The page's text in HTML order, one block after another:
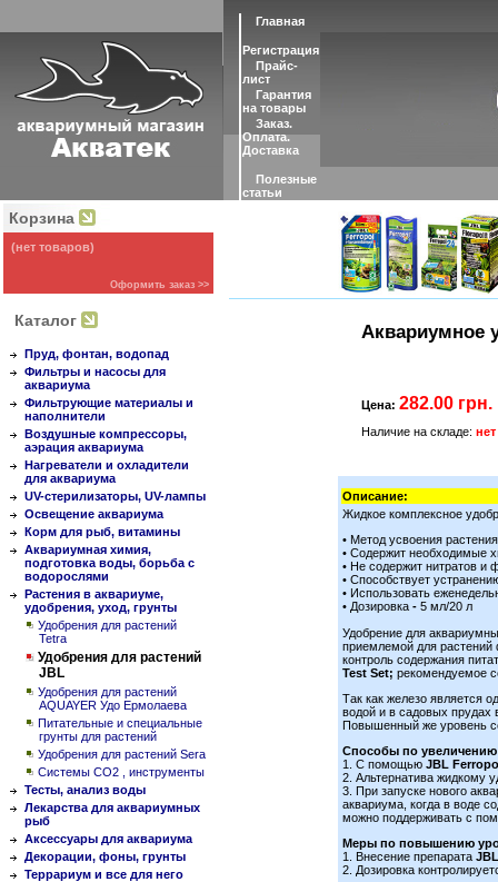
Главная
Регистрация
Прайс-
лист
Гарантия
на товары
Заказ.
Оплата.
Доставка
Полезные
статьи
Корзина
(нет товаров)
Оформить заказ >>
Каталог
Пруд, фонтан, водопад
Фильтры и насосы для
аквариума
Фильтрующие материалы и
наполнители
Воздушные компрессоры,
аэрация аквариума
Нагреватели и охладители
для аквариума
UV-стерилизаторы, UV-лампы
Освещение аквариума
Корм для рыб, витамины
Аквариумная химия,
подготовка воды, борьба с
водорослями
Растения в аквариуме,
удобрения, уход, грунты
Удобрения для растений
Tetra
Удобрения для растений
JBL
Удобрения для растений
AQUAYER Удо Ермолаева
Питательные и специальные
грунты для растений
Удобрения для растений Sera
Системы СО2 , инструменты
Тесты, анализ воды
Лекарства для аквариумных
рыб
Аксессуары для аквариума
Декорации, фоны, грунты
Террариум и все для него
Аквариумное
Цена: 282.00 грн.
Наличие на складе: нет
Описание:
Жидкое комплексное
• Метод усвоения
• Содержит необходимые
• Не содержит нитратов и
• Способствует
• Использовать
• Дозировка - 5 мл/20 л
Удобрение для
приемлемой для растений
контроль содержания
Test Set; рекомендуемое
Так как железо является
водой и в садовых прудах
Повышенный же уровень
Способы по увеличению
1. С помощью JBL
2. Альтернатива жидкому
3. При запуске нового
аквариума, когда в воде
можно поддерживать с
Меры по повышению
1. Внесение препарата
2. Дозировка